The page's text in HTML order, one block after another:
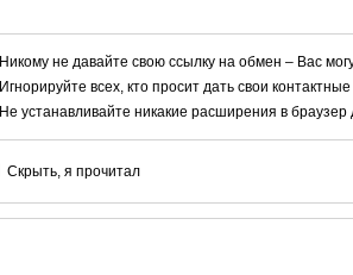
Никому не давайте свою ссылку на обмен – Вас
Игнорируйте всех, кто просит дать свои
Не устанавливайте никакие расширения в
Скрыть, я прочитал